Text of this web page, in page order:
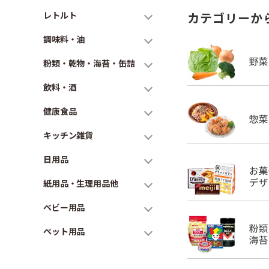
レトルト
調味料・油
粉類・乾物・海苔・缶詰
飲料・酒
健康食品
キッチン雑貨
日用品
紙用品・生理用品他
ベビー用品
ペット用品
カテゴリーか